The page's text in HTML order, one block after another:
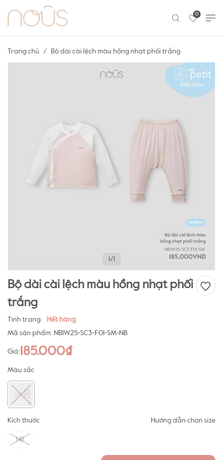
0
Trang chủ Bộ dài cài lệch màu hồng nhạt phối trắng
1/1
Bộ dài cài lệch màu hồng nhạt phối
trắng
Tình trạng:
Hết hàng
Mã sản phẩm: NB1W25-SC3-F01-SM-NB
Giá: 185.000₫
Màu sắc
Kích thước Hướng dẫn chọn size
NB